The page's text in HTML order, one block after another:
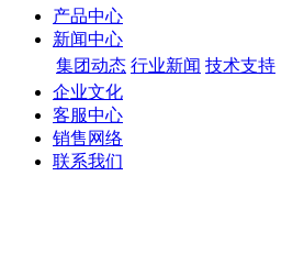
产品中心
新闻中心
集团动态 行业新闻 技术支持
企业文化
客服中心
销售网络
联系我们